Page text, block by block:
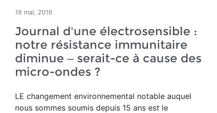
19 mai, 2016
Journal d'une électrosensible :
notre résistance immunitaire
diminue – serait-ce à cause des
micro-ondes ?
LE changement environnemental notable auquel
nous sommes soumis depuis 15 ans est le